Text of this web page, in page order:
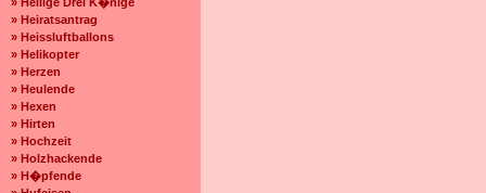
» Heiratsantrag
» Heissluftballons
» Helikopter
» Herzen
» Heulende
» Hexen
» Hirten
» Hochzeit
» Holzhackende
» H�pfende